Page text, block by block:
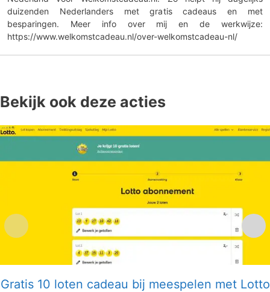
duizenden Nederlanders met gratis cadeaus en met
besparingen. Meer info over mij en de werkwijze:
https://www.welkomstcadeau.nl/over-welkomstcadeau-nl/
Bekijk ook deze acties
Gratis 10 loten cadeau bij meespelen met Lotto